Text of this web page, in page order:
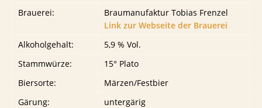
Brauerei:
Braumanufaktur Tobias Frenzel
Link zur Webseite der Brauerei
Alkoholgehalt:
5,9 % Vol.
Stammwürze:
15° Plato
Biersorte:
Märzen/Festbier
Gärung:
untergärig